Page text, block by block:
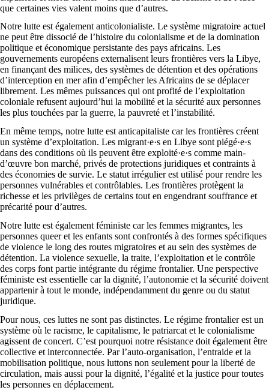
que certaines vies valent moins que d’autres.
Notre lutte est également anticolonialiste. Le système migratoire actuel
ne peut être dissocié de l’histoire du colonialisme et de la domination
politique et économique persistante des pays africains. Les
gouvernements européens externalisent leurs frontières vers la Libye,
en finançant des milices, des systèmes de détention et des opérations
d’interception en mer afin d’empêcher les Africains de se déplacer
librement. Les mêmes puissances qui ont profité de l’exploitation
coloniale refusent aujourd’hui la mobilité et la sécurité aux personnes
les plus touchées par la guerre, la pauvreté et l’instabilité.
En même temps, notre lutte est anticapitaliste car les frontières créent
un système d’exploitation. Les migrant·e·s en Libye sont piégé·e·s
dans des conditions où ils peuvent être exploité·e·s comme main-
d’œuvre bon marché, privés de protections juridiques et contraints à
des économies de survie. Le statut irrégulier est utilisé pour rendre les
personnes vulnérables et contrôlables. Les frontières protègent la
richesse et les privilèges de certains tout en engendrant souffrance et
précarité pour d’autres.
Notre lutte est également féministe car les femmes migrantes, les
personnes queer et les enfants sont confrontés à des formes spécifiques
de violence le long des routes migratoires et au sein des systèmes de
détention. La violence sexuelle, la traite, l’exploitation et le contrôle
des corps font partie intégrante du régime frontalier. Une perspective
féministe est essentielle car la dignité, l’autonomie et la sécurité doivent
appartenir à tout le monde, indépendamment du genre ou du statut
juridique.
Pour nous, ces luttes ne sont pas distinctes. Le régime frontalier est un
système où le racisme, le capitalisme, le patriarcat et le colonialisme
agissent de concert. C’est pourquoi notre résistance doit également être
collective et interconnectée. Par l’auto-organisation, l’entraide et la
mobilisation politique, nous luttons non seulement pour la liberté de
circulation, mais aussi pour la dignité, l’égalité et la justice pour toutes
les personnes en déplacement.